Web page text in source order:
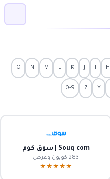
H
I
K
L
M
N
O
Y
Z
0-9
Souq com | سوق كوم
283 كوبون وعرض
★★★★★